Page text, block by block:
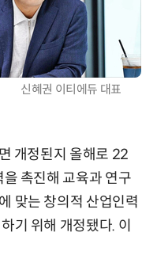
신혜권 이티에듀 대표
개정된지 올해로 22
촉진해 교육과 연구
맞는 창의적 산업인력
기 위해 개정됐다. 이